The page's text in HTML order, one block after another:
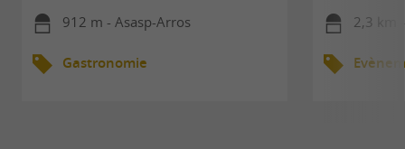
912 m - Asasp-Arros
Gastronomie
2,3 km